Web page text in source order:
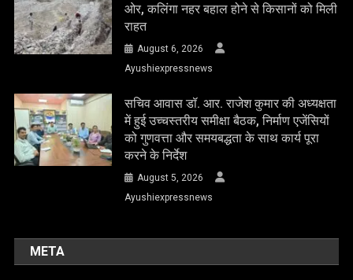
ओर, कलिंगा नहर बहाल होने से किसानों को मिली
राहत
August 6, 2026
Ayushiexpressnews
सचिव आवास डॉ. आर. राजेश कुमार की अध्यक्षता
में हुई उच्चस्तरीय समीक्षा बैठक, निर्माण एजेंसियों
को गुणवत्ता और समयबद्धता के साथ कार्य पूरा
करने के निर्देश
August 5, 2026
Ayushiexpressnews
META